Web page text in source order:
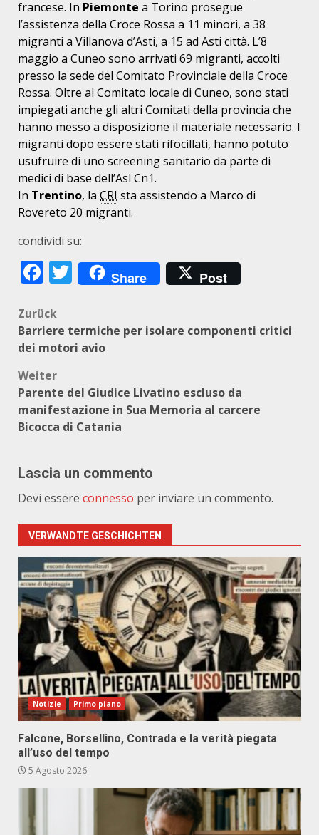
francese. In Piemonte a Torino prosegue
l’assistenza della Croce Rossa a 11 minori, a 38
migranti a Villanova d’Asti, a 15 ad Asti città. L’8
maggio a Cuneo sono arrivati 69 migranti, accolti
presso la sede del Comitato Provinciale della Croce
Rossa. Oltre al Comitato locale di Cuneo, sono stati
impiegati anche gli altri Comitati della provincia che
hanno messo a disposizione il materiale necessario. I
migranti dopo essere stati rifocillati, hanno potuto
usufruire di uno screening sanitario da parte di
medici di base dell’Asl Cn1.
In Trentino, la CRI sta assistendo a Marco di
Rovereto 20 migranti.
condividi su:
Facebook
Twitter
Share Post
Beitragsnavigation
Zurück
Barriere termiche per isolare componenti critici
dei motori avio
Weiter
Parente del Giudice Livatino escluso da
manifestazione in Sua Memoria al carcere
Bicocca di Catania
Lascia un commento
Devi essere connesso per inviare un commento.
VERWANDTE GESCHICHTEN
Notizie Primo piano
Falcone, Borsellino, Contrada e la verità piegata
all’uso del tempo
5 Agosto 2026